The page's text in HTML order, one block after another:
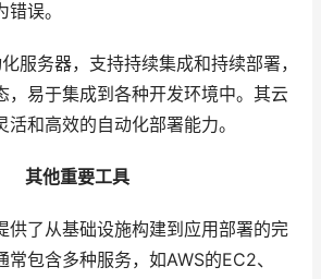
误。
服务器，支持持续集成和持续部署，
，易于集成到各种开发环境中。其云
和高效的自动化部署能力。
其他重要工具
供了从基础设施构建到应用部署的完
包含多种服务，如AWS的EC2、